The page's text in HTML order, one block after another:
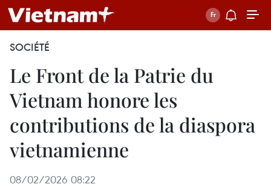
SOCIÉTÉ
Le Front de la Patrie du
Vietnam honore les
contributions de la diaspora
vietnamienne
08/02/2026 08:22